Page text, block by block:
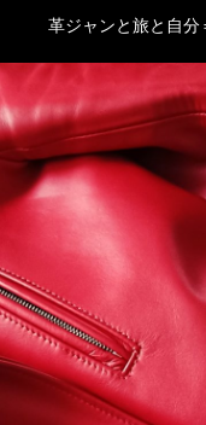
革ジャンと旅と自分